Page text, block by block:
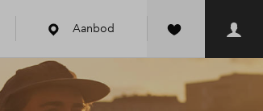
Aanbod